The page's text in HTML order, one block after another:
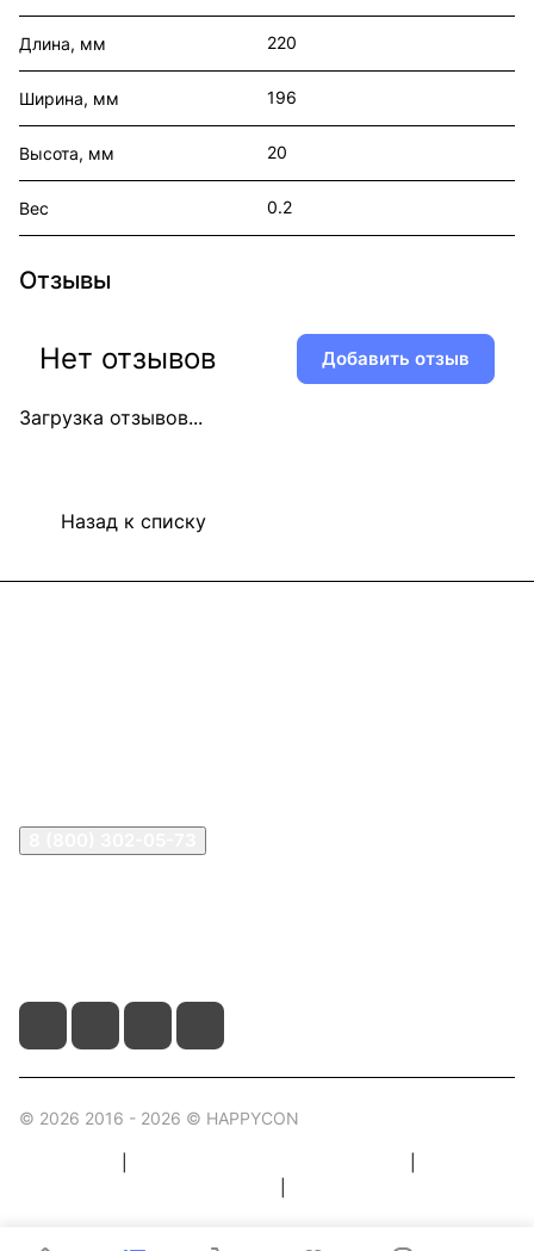
Длина, мм 220
Ширина, мм 196
Высота, мм 20
Вес 0.2
Отзывы
Загрузка отзывов...
Нет отзывов Добавить отзыв
Назад к списку
© 2026 2016 - 2026 © HAPPYCON